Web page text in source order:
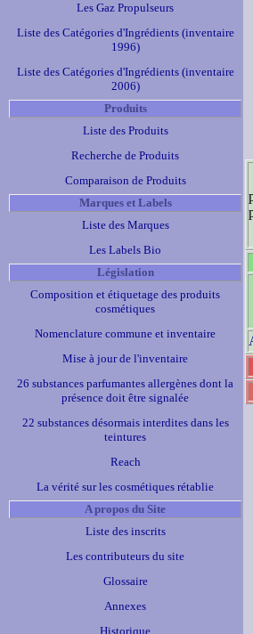
Les Gaz Propulseurs
Liste des Catégories d'Ingrédients (inventaire
1996)
Liste des Catégories d'Ingrédients (inventaire
2006)
Produits
Liste des Produits
Recherche de Produits
Comparaison de Produits
Marques et Labels
Liste des Marques
Les Labels Bio
Législation
Composition et étiquetage des produits
cosmétiques
Nomenclature commune et inventaire
Mise à jour de l'inventaire
26 substances parfumantes allergènes dont la
présence doit être signalée
22 substances désormais interdites dans les
teintures
Reach
La vérité sur les cosmétiques rétablie
A propos du Site
Liste des inscrits
Les contributeurs du site
Glossaire
Annexes
Historique